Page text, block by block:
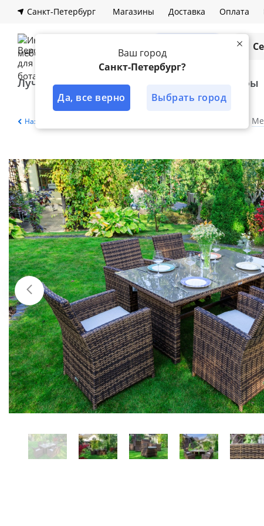
Ваш город
Санкт-Петербург?
Да, все верно Выбрать город
Санкт-Петербург Магазины Доставка Оплата
Лучшее решение Шкафы
Назад